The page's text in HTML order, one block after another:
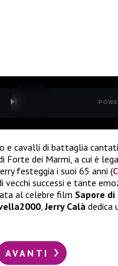
e cavalli di battaglia
Forte dei Marmi, a cui è
festeggia i suoi 65 anni (
successi e tante
al celebre film Sapore di
,Jerry Calà dedica
AVANTI